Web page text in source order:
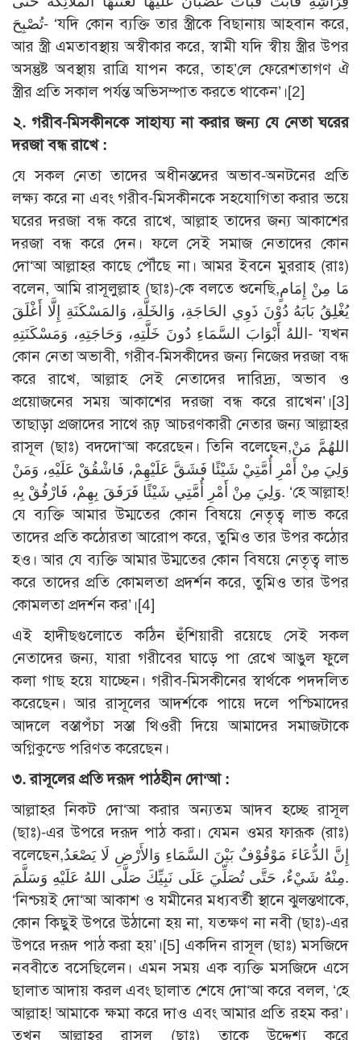
تُصْبِحَ- ‘যদি কোন ব্যক্তি তার স্ত্রীকে বিছানায় আহবান করে,
আর স্ত্রী এমতাবস্থায় অস্বীকার করে, স্বামী যদি স্বীয় স্ত্রীর উপর
অসন্তুষ্ট অবস্থায় রাত্রি যাপন করে, তাহ’লে ফেরেশতাগণ ঐ
স্ত্রীর প্রতি সকাল পর্যন্ত অভিসম্পাত করতে থাকেন’।[2]
২. গরীব-মিসকীনকে সাহায্য না করার জন্য যে নেতা ঘরের
দরজা বন্ধ রাখে :
যে সকল নেতা তাদের অধীনস্তদের অভাব-অনটনের প্রতি
লক্ষ্য করে না এবং গরীব-মিসকীনকে সহযোগিতা করার ভয়ে
ঘরের দরজা বন্ধ করে রাখে, আল্লাহ তাদের জন্য আকাশের
দরজা বন্ধ করে দেন। ফলে সেই সমাজ নেতাদের কোন
দো‘আ আল্লাহর কাছে পৌঁছে না। আমর ইবনে মুররাহ (রাঃ)
বলেন, আমি রাসূলুল্লাহ (ছাঃ)-কে বলতে শুনেছি,مَا مِنْ إِمَامٍ
يُغْلِقُ بَابَهُ دُوْنَ ذَوِي الحَاجَةِ، وَالخَلَّةِ، وَالمَسْكَنَةِ إِلَّا أَغْلَقَ
اللهُ أَبْوَابَ السَّمَاءِ دُونَ خَلَّتِهِ، وَحَاجَتِهِ، وَمَسْكَنَتِهِ- ‘যখন
কোন নেতা অভাবী, গরীব-মিসকীদের জন্য নিজের দরজা বন্ধ
করে রাখে, আল্লাহ সেই নেতাদের দারিদ্র্য, অভাব ও
প্রয়োজনের সময় আকাশের দরজা বন্ধ করে রাখেন’।[3]
তাছাড়া প্রজাদের সাথে রূঢ় আচরণকারী নেতার জন্য আল্লাহর
রাসূল (ছাঃ) বদদো‘আ করেছেন। তিনি বলেছেন,اللهُمَّ مَنْ
وَلِيَ مِنْ أَمْرِ أُمَّتِيْ شَيْئًا فَشَقَّ عَلَيْهِمْ، فَاشْقُقْ عَلَيْهِ، وَمَنْ
وَلِيَ مِنْ أَمْرِ أُمَّتِي شَيْئًا فَرَفَقَ بِهِمْ، فَارْفُقْ بِهِ. ‘হে আল্লাহ!
যে ব্যক্তি আমার উম্মতের কোন বিষয়ে নেতৃত্ব লাভ করে
তাদের প্রতি কঠোরতা আরোপ করে, তুমিও তার উপর কঠোর
হও। আর যে ব্যক্তি আমার উম্মতের কোন বিষয়ে নেতৃত্ব লাভ
করে তাদের প্রতি কোমলতা প্রদর্শন করে, তুমিও তার উপর
কোমলতা প্রদর্শন কর’।[4]
এই হাদীছগুলোতে কঠিন হুঁশিয়ারী রয়েছে সেই সকল
নেতাদের জন্য, যারা গরীবের ঘাড়ে পা রেখে আঙুল ফুলে
কলা গাছ হয়ে যাচ্ছেন। গরীব-মিসকীনের স্বার্থকে পদদলিত
করেছেন। আর রাসূলের আদর্শকে পায়ে দলে পশ্চিমাদের
আদলে বস্তাপঁচা সস্তা থিওরী দিয়ে আমাদের সমাজটাকে
অগ্নিকুন্ডে পরিণত করেছেন।
৩. রাসূলের প্রতি দরূদ পাঠহীন দো‘আ :
আল্লাহর নিকট দো‘আ করার অন্যতম আদব হচ্ছে রাসূল
(ছাঃ)-এর উপরে দরূদ পাঠ করা। যেমন ওমর ফারূক (রাঃ)
বলেছেন,إِنَّ الدُّعَاءَ مَوْقُوْفٌ بَيْنَ السَّمَاءِ وَالأَرْضِ لَا يَصْعَدُ
مِنْهُ شَيْءٌ، حَتَّى تُصَلِّيَ عَلَى نَبِيِّكَ صَلَّى اللهُ عَلَيْهِ وَسَلَّمَ.
‘নিশ্চয়ই দো‘আ আকাশ ও যমীনের মধ্যবর্তী স্থানে ঝুলন্তথাকে,
কোন কিছুই উপরে উঠানো হয় না, যতক্ষণ না নবী (ছাঃ)-এর
উপরে দরূদ পাঠ করা হয়’।[5] একদিন রাসূল (ছাঃ) মসজিদে
নববীতে বসেছিলেন। এমন সময় এক ব্যক্তি মসজিদে এসে
ছালাত আদায় করল এবং ছালাত শেষে দো‘আ করে বলল, ‘হে
আল্লাহ! আমাকে ক্ষমা করে দাও এবং আমার প্রতি রহম কর’।
তখন আল্লাহর রাসূল (ছাঃ) তাকে উদ্দেশ্য করে